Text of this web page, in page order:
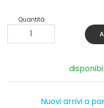
Quantità
Nuovi arrivi a